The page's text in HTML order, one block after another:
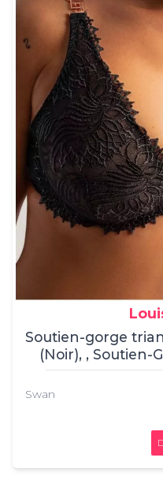
Soutien-gorge
(Noir), , Soutien-
Bracq, , 62%
Swan